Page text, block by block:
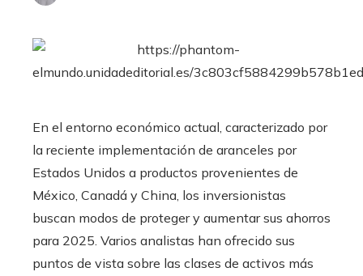
En el entorno económico actual, caracterizado por
la reciente implementación de aranceles por
Estados Unidos a productos provenientes de
México, Canadá y China, los inversionistas
buscan modos de proteger y aumentar sus ahorros
para 2025. Varios analistas han ofrecido sus
puntos de vista sobre las clases de activos más